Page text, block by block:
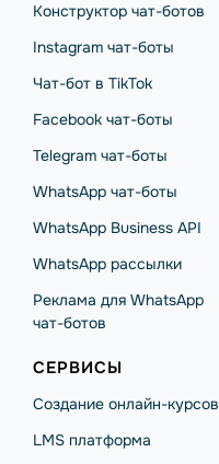
Конструктор чат-ботов
Instagram чат-боты
Чат-бот в TikTok
Facebook чат-боты
Telegram чат-боты
WhatsApp чат-боты
WhatsApp Business API
WhatsApp рассылки
Реклама для WhatsApp
чат-ботов
СЕРВИСЫ
Создание онлайн-курсов
LMS платформа